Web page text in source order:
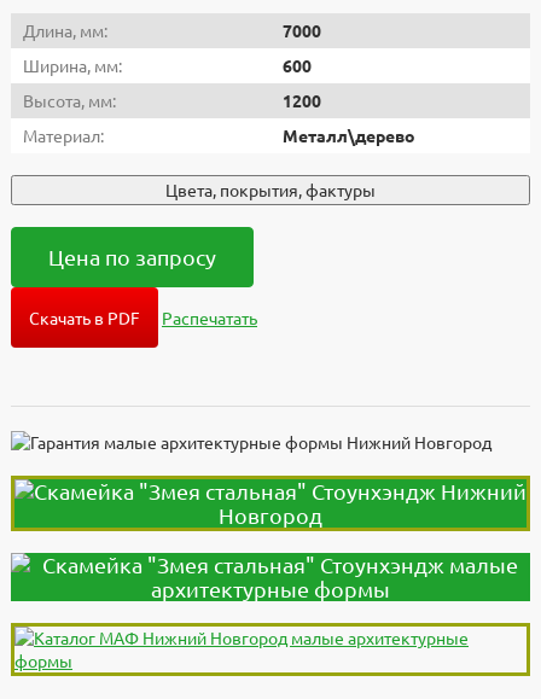
Длина, мм:
7000
Ширина, мм:
600
Высота, мм:
1200
Материал:
Металл\дерево
Цвета, покрытия, фактуры
Цена по запросу
Скачать в PDF Распечатать